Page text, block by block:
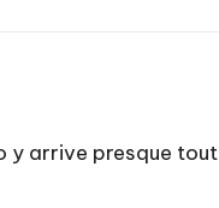
y arrive presque tout